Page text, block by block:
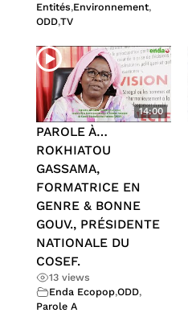
Entités,Environnement,
ODD,TV
14:00
PAROLE À…
ROKHIATOU
GASSAMA,
FORMATRICE EN
GENRE & BONNE
GOUV., PRÉSIDENTE
NATIONALE DU
COSEF.
13 views
Enda Ecopop,ODD,
Parole A